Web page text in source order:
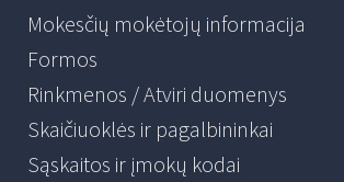
Mokesčių mokėtojų informacija
Formos
Rinkmenos / Atviri duomenys
Skaičiuoklės ir pagalbininkai
Sąskaitos ir įmokų kodai